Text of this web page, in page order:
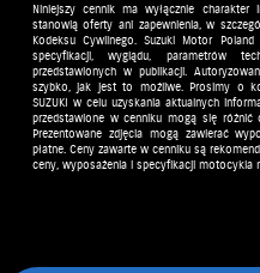
Niniejszy cennik ma wyłącznie
stanowią oferty ani zapewnienia, w
Kodeksu Cywilnego. Suzuki Motor
specyfikacji, wyglądu, parametrów
przedstawionych w publikacji.
szybko, jak jest to możliwe. Prosimy o
SUZUKI w celu uzyskania aktualnych
przedstawione w cenniku mogą się
Prezentowane zdjęcia mogą zawierać
płatne. Ceny zawarte w cenniku są
ceny, wyposażenia i specyfikacji motocykla